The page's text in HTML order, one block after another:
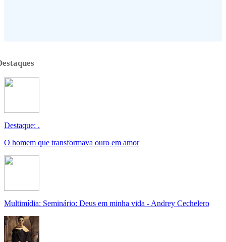
Destaque: .
O homem que transformava ouro em amor
Multimídia: Seminário: Deus em minha vida - Andrey Cechelero